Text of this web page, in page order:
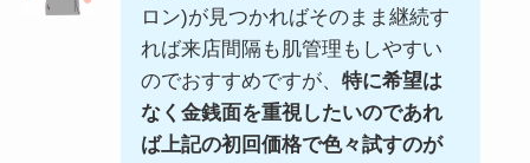
ロン)が見つかればそのまま継続す
れば来店間隔も肌管理もしやすい
のでおすすめですが、 特に希望は
なく金銭面を重視したいのであれ
ば上記の初回価格で色々試すのが